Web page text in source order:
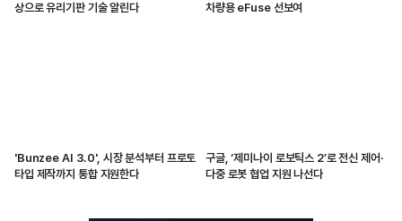
상으로 유리기판 기술 알린다
차량용 eFuse 선보여
'Bunzee AI 3.0', 시장 분석부터 프로토
타입 제작까지 통합 지원한다
구글, ‘제미나이 로보틱스 2’로 전신 제어·
다중 로봇 협업 지원 나선다